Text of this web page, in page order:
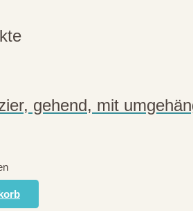
gehend, mit